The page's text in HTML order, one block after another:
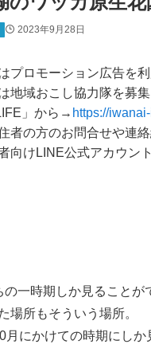
2023年9月28日
プロモーション広告を利
地域おこし協力隊を募
」から→ https://
者の方のお問合せや連絡
向けLINE公式アカウン
の一時期しか見ることが
場所もそういう場所。
月にかけての時期にしか